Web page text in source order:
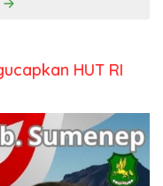
HUT RI